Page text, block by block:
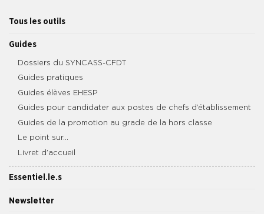
Tous les outils
Guides
Dossiers du SYNCASS-CFDT
Guides pratiques
Guides élèves EHESP
Guides pour candidater aux postes de chefs d’établissement
Guides de la promotion au grade de la hors classe
Le point sur…
Livret d’accueil
Essentiel.le.s
Newsletter